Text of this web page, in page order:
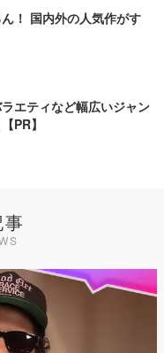
！ 国内外の人気作がす
エティなど幅広いジャン
PR】